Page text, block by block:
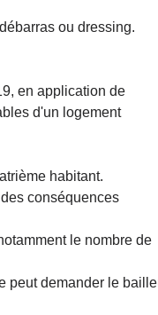
ou dressing.
en application de
d'un logement
habitant.
conséquences
le nombre de
peut demander le